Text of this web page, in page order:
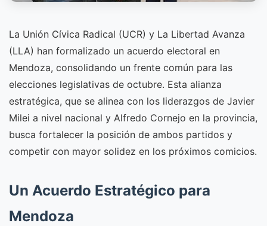
La Unión Cívica Radical (UCR) y La Libertad Avanza
(LLA) han formalizado un acuerdo electoral en
Mendoza, consolidando un frente común para las
elecciones legislativas de octubre. Esta alianza
estratégica, que se alinea con los liderazgos de Javier
Milei a nivel nacional y Alfredo Cornejo en la provincia,
busca fortalecer la posición de ambos partidos y
competir con mayor solidez en los próximos comicios.
Un Acuerdo Estratégico para
Mendoza